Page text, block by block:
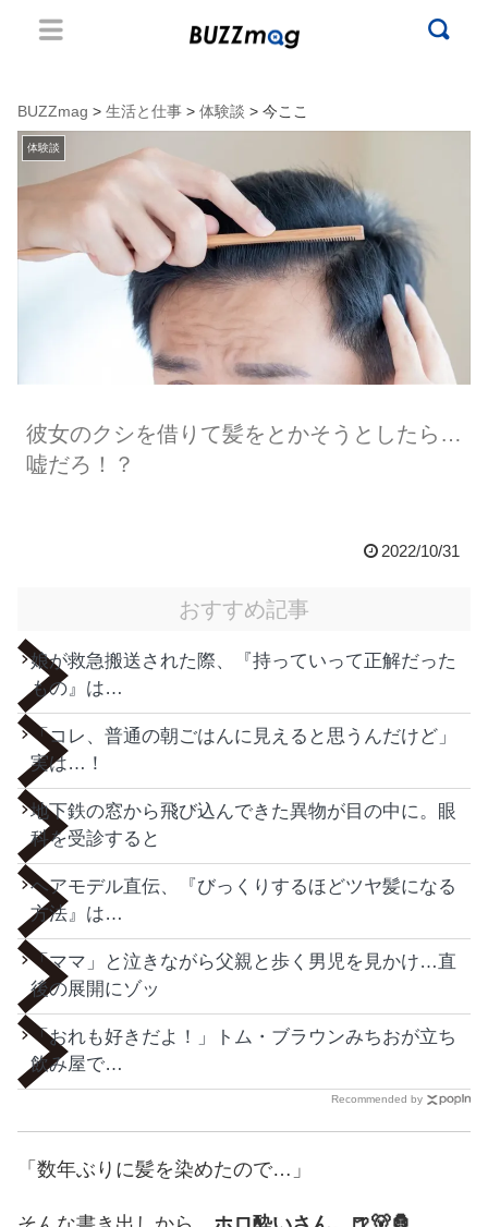
BUZZmag > 生活と仕事 > 体験談 > 今ここ
体験談
彼女のクシを借りて髪をとかそうとしたら…
嘘だろ！？
2022/10/31
おすすめ記事
娘が救急搬送された際、『持っていって正解だった
もの』は…
「コレ、普通の朝ごはんに見えると思うんだけど」
実は…！
地下鉄の窓から飛び込んできた異物が目の中に。眼
科を受診すると
ヘアモデル直伝、『びっくりするほどツヤ髪になる
方法』は…
「ママ」と泣きながら父親と歩く男児を見かけ…直
後の展開にゾッ
「おれも好きだよ！」トム・ブラウンみちおが立ち
飲み屋で…
Recommended by
「数年ぶりに髪を染めたので…」